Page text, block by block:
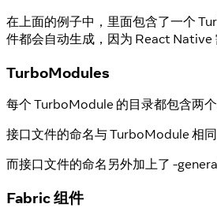
在上面的例子中，里面包含了一个
件都会自动生成，因为 React Native
TurboModules
每个 TurboModule 的目录都包含两
接口文件的命名与 TurboModule 相
而接口文件的命名另外加上了 -
Fabric 组件